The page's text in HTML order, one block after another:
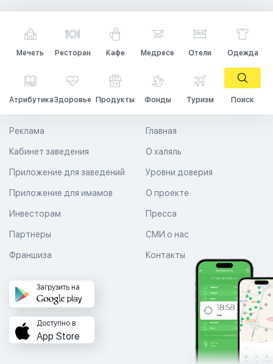
Мечеть Ресторан Кафе Медресе Отели Одежда
АтрибутикаЗдоровье Продукты Фонды Туризм Поиск
Главная
О халяль
Уровни доверия
Реклама
Кабинет заведения
Приложение для заведений
Приложение для имамов О проекте
Пресса
СМИ о нас
Контакты
Инвесторам
Партнеры
Франшиза
Загрузить на
Доступно в
App Store